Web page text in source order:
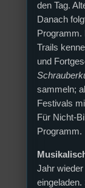
den Tag.
Danach
Programm.
Trails
und
sammeln;
Festivals
Für Nicht-
Programm.
Jahr